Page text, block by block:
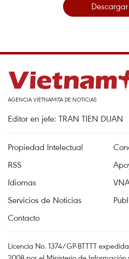
Descargar
AGENCIA VIETNAMITA DE NOTICIAS
Editor en jefe: TRAN TIEN DUAN
Propiedad Intelectual
RSS
Idiomas
Servicios de Noticias
Contacto
Licencia No. 1374/GP-BTTTT